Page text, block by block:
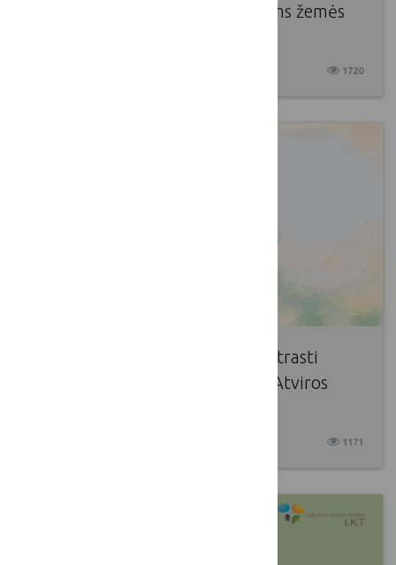
Įvyko mokymai nepriklausomiems žemės
1720
Žemės ūkio ministerija kviečia atrasti
kaimo svetingumą: prasideda „Atviros
1171